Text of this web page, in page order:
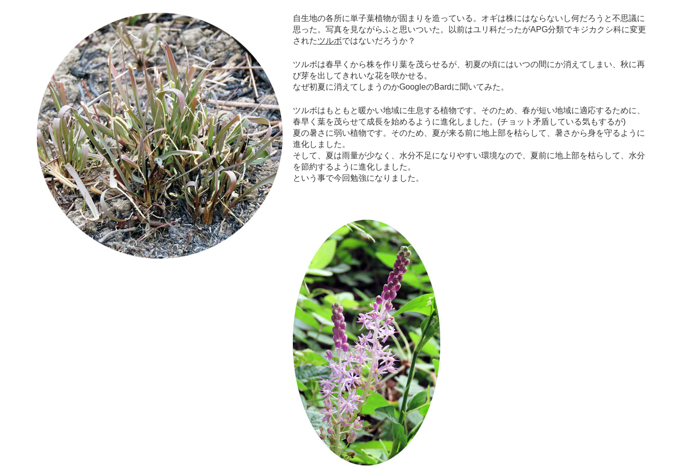
自生地の各所に単子葉植物が固まりを造っている。オギは株にはならないし何だろうと不思議に
思った。写真を見ながらふと思いついた。以前はユリ科だったがAPG分類でキジカクシ科に変更
されたツルボではないだろうか？
ツルボは春早くから株を作り葉を茂らせるが、初夏の頃にはいつの間にか消えてしまい、秋に再
び芽を出してきれいな花を咲かせる。
なぜ初夏に消えてしまうのかGoogleのBardに聞いてみた。
ツルボはもともと暖かい地域に生息する植物です。そのため、春が短い地域に適応するために、
春早く葉を茂らせて成長を始めるように進化しました。(チョット矛盾している気もするが)
夏の暑さに弱い植物です。そのため、夏が来る前に地上部を枯らして、暑さから身を守るように
進化しました。
そして、夏は雨量が少なく、水分不足になりやすい環境なので、夏前に地上部を枯らして、水分
を節約するように進化しました。
という事で今回勉強になりました。